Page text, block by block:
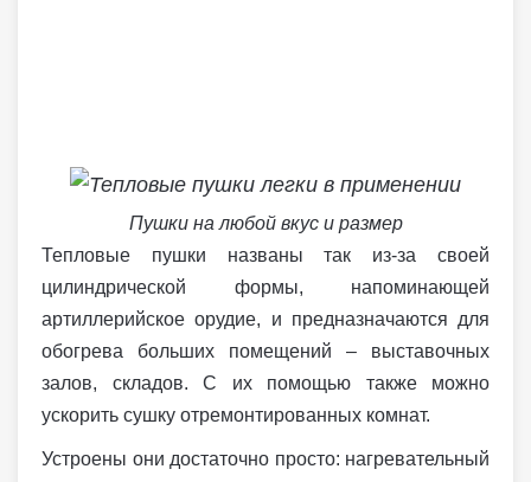
Пушки на любой вкус и размер
Тепловые пушки названы так из-за своей
цилиндрической формы, напоминающей
артиллерийское орудие, и предназначаются для
обогрева больших помещений – выставочных
залов, складов. С их помощью также можно
ускорить сушку отремонтированных комнат.
Устроены они достаточно просто: нагревательный